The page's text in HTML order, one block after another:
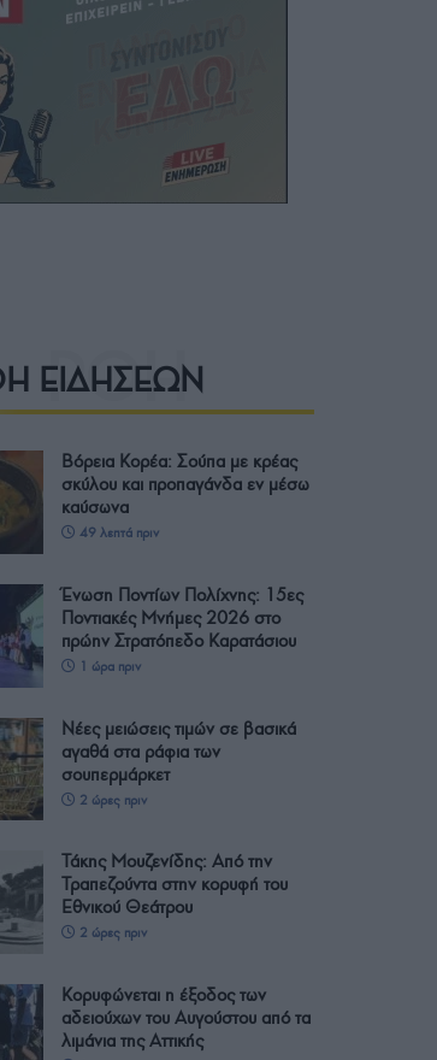
ΕΙΔΗΣΕΩΝ
Βόρεια Κορέα: Σούπα με κρέας
σκύλου και προπαγάνδα εν μέσω
καύσωνα
49 λεπτά πριν
Ένωση Ποντίων Πολίχνης: 15ες
Ποντιακές Μνήμες 2026 στο
πρώην Στρατόπεδο Καρατάσιου
1 ώρα πριν
Νέες μειώσεις τιμών σε βασικά
αγαθά στα ράφια των
σουπερμάρκετ
2 ώρες πριν
Τάκης Μουζενίδης: Από την
Τραπεζούντα στην κορυφή του
Εθνικού Θεάτρου
2 ώρες πριν
Κορυφώνεται η έξοδος των
αδειούχων του Αυγούστου από τα
λιμάνια της Αττικής